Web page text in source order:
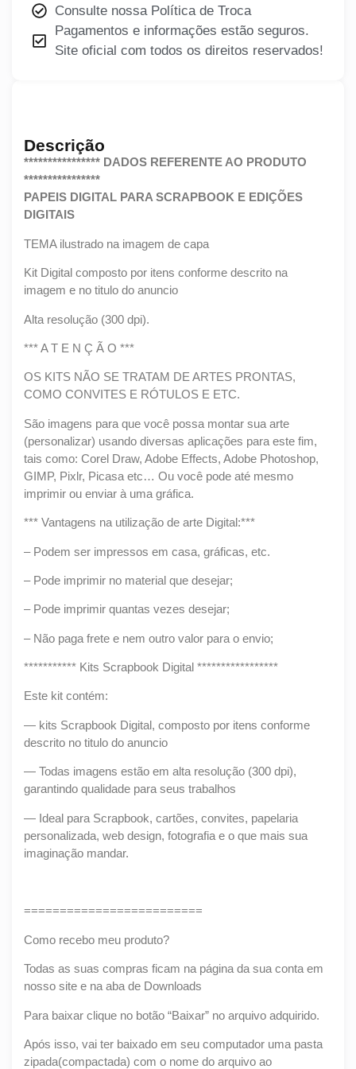
Descrição
**************** DADOS REFERENTE AO PRODUTO
****************
PAPEIS DIGITAL PARA SCRAPBOOK E EDIÇÕES
DIGITAIS
TEMA ilustrado na imagem de capa
Kit Digital composto por itens conforme descrito na
imagem e no titulo do anuncio
Alta resolução (300 dpi).
*** A T E N Ç Ã O ***
OS KITS NÃO SE TRATAM DE ARTES PRONTAS,
COMO CONVITES E RÓTULOS E ETC.
São imagens para que você possa montar sua arte
(personalizar) usando diversas aplicações para este fim,
tais como: Corel Draw, Adobe Effects, Adobe Photoshop,
GIMP, Pixlr, Picasa etc… Ou você pode até mesmo
imprimir ou enviar à uma gráfica.
*** Vantagens na utilização de arte Digital:***
– Podem ser impressos em casa, gráficas, etc.
– Pode imprimir no material que desejar;
– Pode imprimir quantas vezes desejar;
– Não paga frete e nem outro valor para o envio;
*********** Kits Scrapbook Digital *****************
Este kit contém:
— kits Scrapbook Digital, composto por itens conforme
descrito no titulo do anuncio
— Todas imagens estão em alta resolução (300 dpi),
garantindo qualidade para seus trabalhos
— Ideal para Scrapbook, cartões, convites, papelaria
personalizada, web design, fotografia e o que mais sua
imaginação mandar.
=========================
Como recebo meu produto?
Todas as suas compras ficam na página da sua conta em
nosso site e na aba de Downloads
Para baixar clique no botão “Baixar” no arquivo adquirido.
Após isso, vai ter baixado em seu computador uma pasta
zipada(compactada) com o nome do arquivo ao
Consulte nossa Política de Troca
Pagamentos e informações estão seguros.
Site oficial com todos os direitos reservados!